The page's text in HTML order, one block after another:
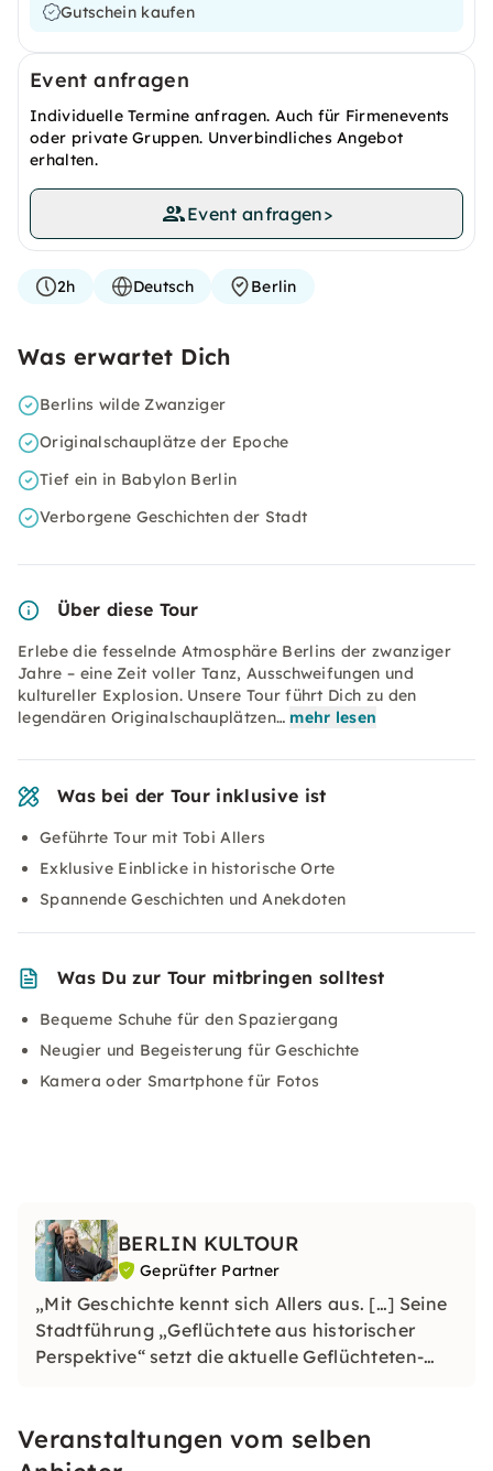
Gutschein kaufen
Event anfragen
Individuelle Termine anfragen. Auch für Firmenevents
oder private Gruppen. Unverbindliches Angebot
erhalten.
Event anfragen>
2h Deutsch Berlin
Was erwartet Dich
Berlins wilde Zwanziger
Originalschauplätze der Epoche
Tief ein in Babylon Berlin
Verborgene Geschichten der Stadt
Über diese Tour
Erlebe die fesselnde Atmosphäre Berlins der zwanziger
Jahre – eine Zeit voller Tanz, Ausschweifungen und
kultureller Explosion. Unsere Tour führt Dich zu den
legendären Originalschauplätzen… mehr lesen
Was bei der Tour inklusive ist
Geführte Tour mit Tobi Allers
Exklusive Einblicke in historische Orte
Spannende Geschichten und Anekdoten
Was Du zur Tour mitbringen solltest
Bequeme Schuhe für den Spaziergang
Neugier und Begeisterung für Geschichte
Kamera oder Smartphone für Fotos
BERLIN KULTOUR
Geprüfter Partner
„Mit Geschichte kennt sich Allers aus. […] Seine
Stadtführung „Geflüchtete aus historischer
Perspektive“ setzt die aktuelle Geflüchteten-
Und das ist neu.“ - Tagesspiegel
Veranstaltungen vom selben